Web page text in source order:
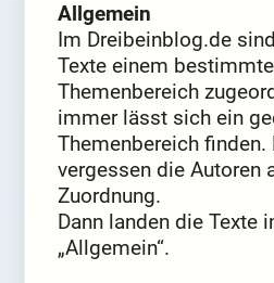
Allgemein
Im Dreibeinblog.de
Texte einem
Themenbereich
immer lässt sich ein
Themenbereich finden.
vergessen die Autoren
Zuordnung.
Dann landen die Texte
„Allgemein“.